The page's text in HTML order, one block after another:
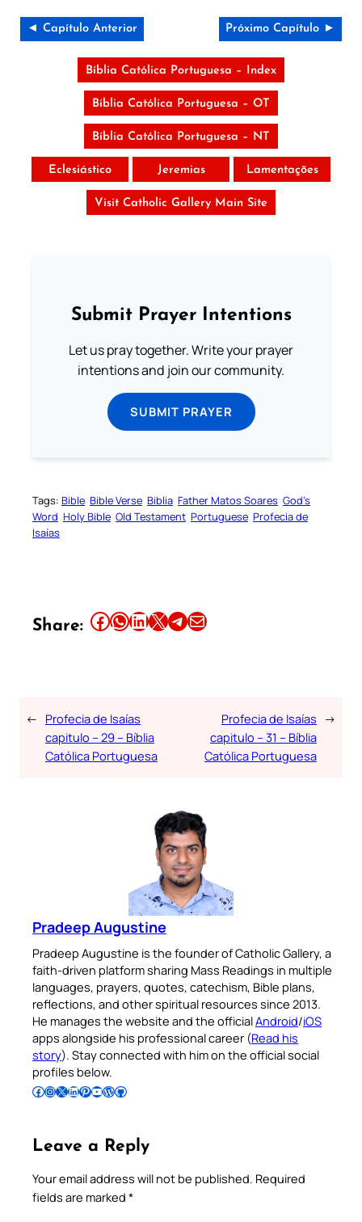
◄ Capítulo Anterior Próximo Capítulo ►
Bíblia Católica Portuguesa – Index
Bíblia Católica Portuguesa – OT
Bíblia Católica Portuguesa – NT
Eclesiástico Jeremias Lamentações
Visit Catholic Gallery Main Site
Submit Prayer Intentions
Let us pray together. Write your prayer
intentions and join our community.
SUBMIT PRAYER
Tags: Bible Bible Verse Biblia Father Matos Soares God’s
Word Holy Bible Old Testament Portuguese Profecia de
Isaías
Share: Share this article on Facebook Share this article on WhatsApp Share this article on LinkedIn Share this article on X Share this article on TelegramEmail this Article
← Profecia de Isaías
capitulo – 29 – Bíblia
Católica Portuguesa
Profecia de Isaías
capitulo – 31 – Bíblia
Católica Portuguesa
→
Pradeep Augustine
Pradeep Augustine is the founder of Catholic Gallery, a
faith-driven platform sharing Mass Readings in multiple
languages, prayers, quotes, catechism, Bible plans,
reflections, and other spiritual resources since 2013.
He manages the website and the officialAndroid/iOS
apps alongside his professional career (Read his
story). Stay connected with him on the official social
profiles below.
Follow Pradeep on Facebook Follow Pradeep on InstagramFollow Pradeep on X Follow Pradeep on LinkedIn Follow Pradeep on Pinterest Subscribe to Pradeep’s Youtube Channel Follow Pradeep on WordPress Follow Pradeep on GitHub
Leave a Reply
Your email address will not be published. Required
fields are marked *